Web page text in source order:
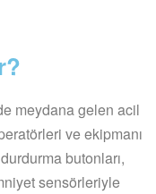
meydana gelen acil
ve ekipmanı
butonları,
sensörleriyle